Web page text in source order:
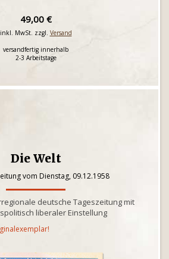
49,00 €
inkl. MwSt. zzgl. Versand
versandfertig innerhalb
2-3 Arbeitstage
Die Welt
vom Dienstag, 09.12.1958
deutsche Tageszeitung mit
liberaler Einstellung